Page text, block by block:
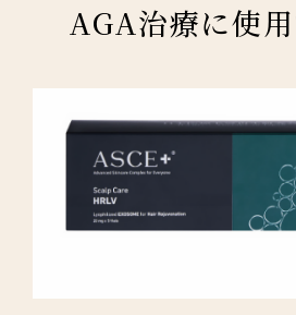
AGA治療に使